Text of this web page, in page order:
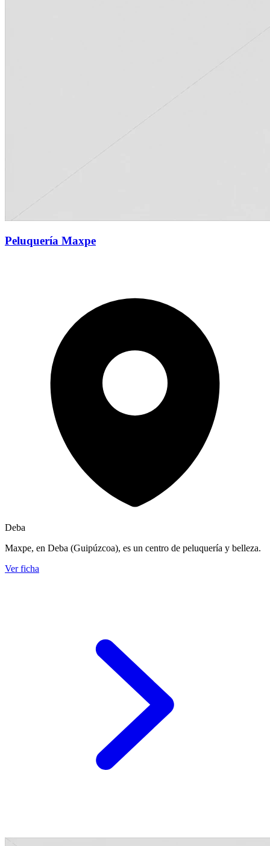
Peluquería Maxpe
Deba
Maxpe, en Deba (Guipúzcoa), es un centro de peluquería y belleza.
Ver ficha